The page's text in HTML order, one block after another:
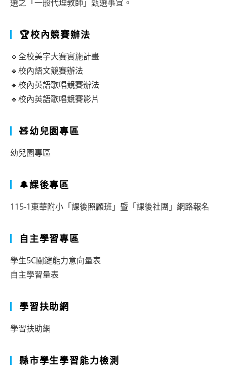
選之「一般代理教師」甄選事宜。
🏆校內競賽辦法
🔹全校美字大賽實施計畫
🔹校內語文競賽辦法
🔹校內英語歌唱競賽辦法
🔹校內英語歌唱競賽影片
🧸幼兒園專區
幼兒園專區
🔔課後專區
115-1東華附小「課後照顧班」暨「課後社團」網路報名
自主學習專區
學生5C關鍵能力意向量表
自主學習量表
學習扶助網
學習扶助網
縣市學生學習能力檢測